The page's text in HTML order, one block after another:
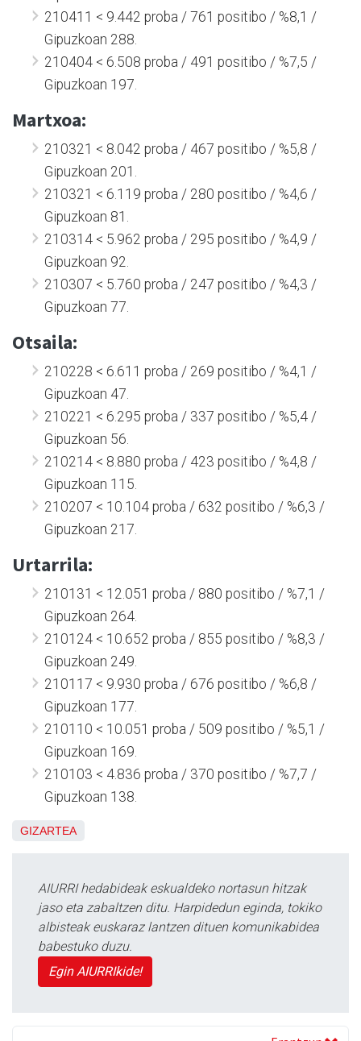
210411 < 9.442 proba / 761 positibo / %8,1 /
Gipuzkoan 288.
210404 < 6.508 proba / 491 positibo / %7,5 /
Gipuzkoan 197.
Martxoa:
210321 < 8.042 proba / 467 positibo / %5,8 /
Gipuzkoan 201.
210321 < 6.119 proba / 280 positibo / %4,6 /
Gipuzkoan 81.
210314 < 5.962 proba / 295 positibo / %4,9 /
Gipuzkoan 92.
210307 < 5.760 proba / 247 positibo / %4,3 /
Gipuzkoan 77.
Otsaila:
210228 < 6.611 proba / 269 positibo / %4,1 /
Gipuzkoan 47.
210221 < 6.295 proba / 337 positibo / %5,4 /
Gipuzkoan 56.
210214 < 8.880 proba / 423 positibo / %4,8 /
Gipuzkoan 115.
210207 < 10.104 proba / 632 positibo / %6,3 /
Gipuzkoan 217.
Urtarrila:
210131 < 12.051 proba / 880 positibo / %7,1 /
Gipuzkoan 264.
210124 < 10.652 proba / 855 positibo / %8,3 /
Gipuzkoan 249.
210117 < 9.930 proba / 676 positibo / %6,8 /
Gipuzkoan 177.
210110 < 10.051 proba / 509 positibo / %5,1 /
Gipuzkoan 169.
210103 < 4.836 proba / 370 positibo / %7,7 /
Gipuzkoan 138.
GIZARTEA
AIURRI hedabideak eskualdeko nortasun hitzak
jaso eta zabaltzen ditu. Harpidedun eginda, tokiko
albisteak euskaraz lantzen dituen komunikabidea
babestuko duzu.
Egin AIURRIkide!